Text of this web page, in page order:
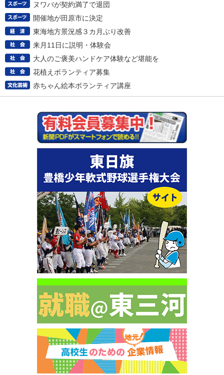
ヌワバが契約満了で退団
開催地が田原市に決定
東海地方景況感３カ月ぶり改善
来月11日に説明・体験会
大人のご褒美ハンドケア体験など堪能を
花植えボランティア募集
赤ちゃん絵本ボランティア講座